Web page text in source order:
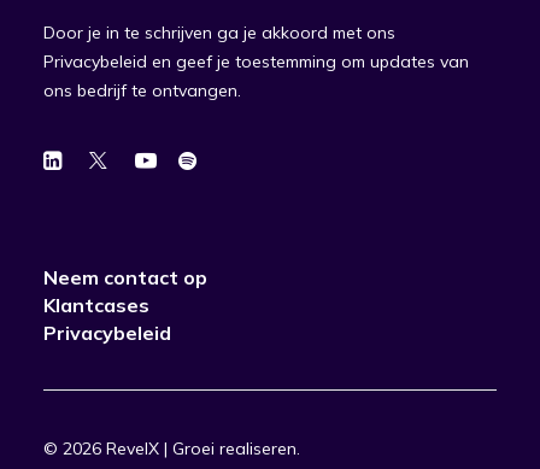
Door je in te schrijven ga je akkoord met ons
Privacybeleid en geef je toestemming om updates van
ons bedrijf te ontvangen.
Neem contact op
Klantcases
Privacybeleid
© 2026 RevelX | Groei realiseren.